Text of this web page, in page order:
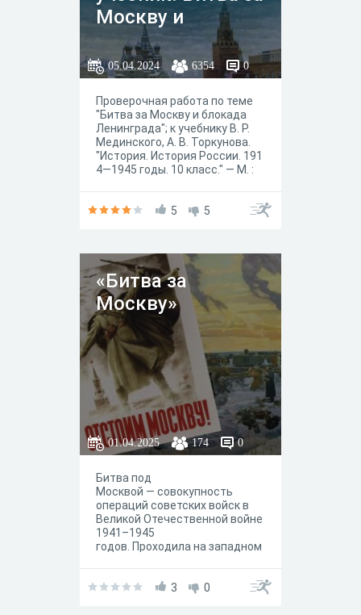
Москву и
блокада
Ленинграда
05.04.2024 6354 0
Проверочная работа по теме
"Битва за Москву и блокада
Ленинграда"; к учебнику В. Р.
Мединского, А. В. Торкунова.
"История. История России. 191
4—1945 годы. 10 класс." — М. :
5 5
«Битва за
Москву»
01.04.2025 174 0
Битва под
Москвой — совокупность
операций советских войск в
Великой Отечественной войне
1941–1945
годов. Проходила на западном
Центрального промышленного
3 0